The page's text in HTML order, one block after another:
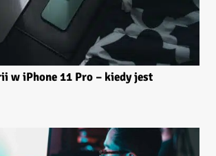
w iPhone 11 Pro – kiedy jest